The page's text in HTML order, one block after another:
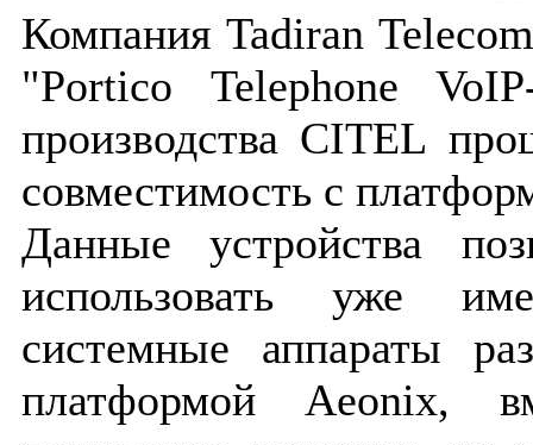
Компания Tadiran
"Portico Telephone
производства CITEL
совместимость с
Данные устройства
использовать уже
системные аппараты
платформой Aeonix,